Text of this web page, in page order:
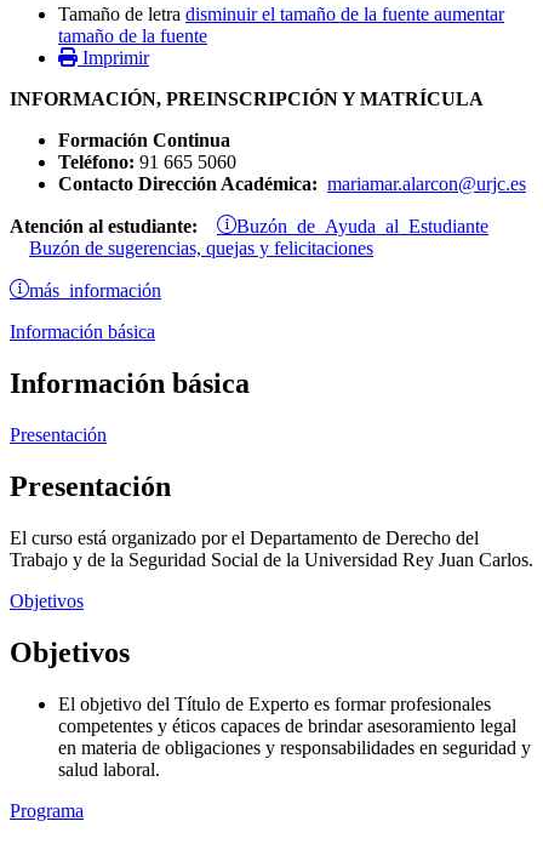
Tamaño de letra disminuir el tamaño de la fuente aumentar
tamaño de la fuente
Imprimir
INFORMACIÓN, PREINSCRIPCIÓN Y MATRÍCULA
Formación Continua
Teléfono: 91 665 5060
Contacto Dirección Académica: mariamar.alarcon@urjc.es
Atención al estudiante: Buzón de Ayuda al Estudiante
Buzón de sugerencias, quejas y felicitaciones
más información
Información básica
Información básica
Presentación
Presentación
El curso está organizado por el Departamento de Derecho del
Trabajo y de la Seguridad Social de la Universidad Rey Juan Carlos.
Objetivos
Objetivos
El objetivo del Título de Experto es formar profesionales
competentes y éticos capaces de brindar asesoramiento legal
en materia de obligaciones y responsabilidades en seguridad y
salud laboral.
Programa